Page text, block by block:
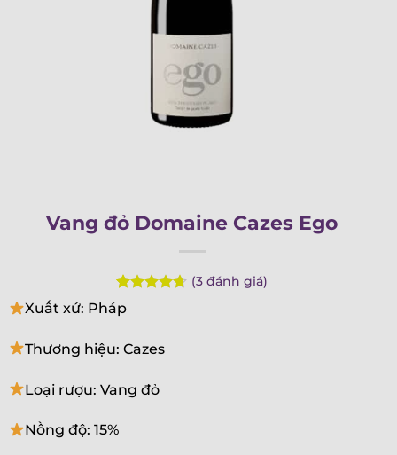
Vang đỏ Domaine Cazes Ego
Rated
out of 5
3
customer
(3đánh giá)
Xuất xứ: Pháp
Thương hiệu: Cazes
Loại rượu: Vang đỏ
Nồng độ: 15%